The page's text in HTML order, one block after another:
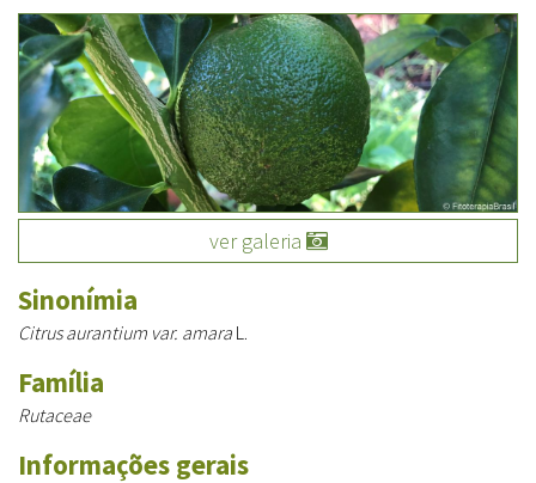
ver galeria
Sinonímia
Citrus aurantium var. amara L.
Família
Rutaceae
Informações gerais